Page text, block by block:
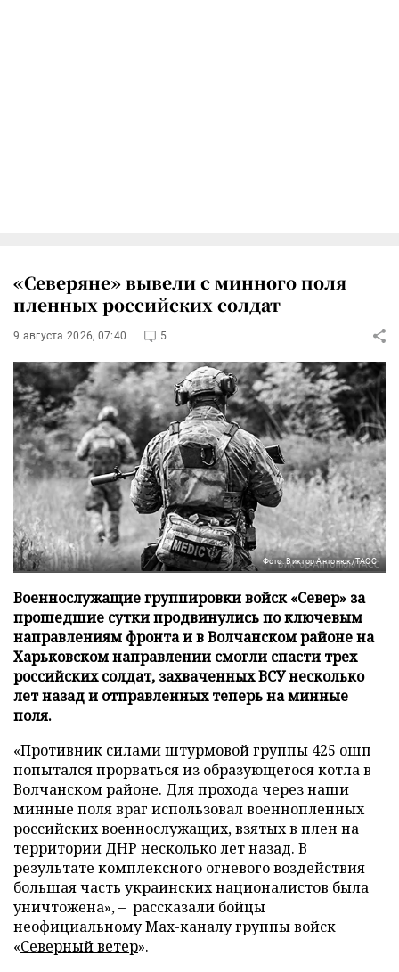
«Северяне» вывели с минного поля
пленных российских солдат
9 августа 2026, 07:40 5
Фото: Виктор Антонюк/ТАСС
Военнослужащие группировки войск «Север» за
прошедшие сутки продвинулись по ключевым
направлениям фронта и в Волчанском районе на
Харьковском направлении смогли спасти трех
российских солдат, захваченных ВСУ несколько
лет назад и отправленных теперь на минные
поля.
«Противник силами штурмовой группы 425 ошп
попытался прорваться из образующегося котла в
Волчанском районе. Для прохода через наши
минные поля враг использовал военнопленных
российских военнослужащих, взятых в плен на
территории ДНР несколько лет назад. В
результате комплексного огневого воздействия
большая часть украинских националистов была
уничтожена», – рассказали бойцы
неофициальному Max-каналу группы войск
«Северный ветер».